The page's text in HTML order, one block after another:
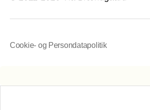
Cookie- og Persondatapolitik